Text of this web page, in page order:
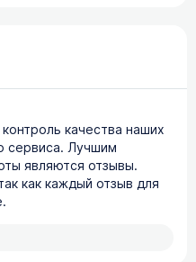
качества наших
сервиса. Лучшим
являются отзывы.
как каждый отзыв для